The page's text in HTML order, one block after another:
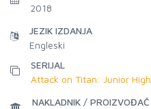
2018
JEZIK IZDANJA
Engleski
SERIJAL
Attack on Titan: Junior High
NAKLADNIK / PROIZVOĐAČ